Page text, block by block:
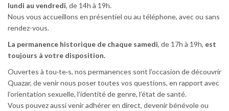
lundi au vendredi, de 14h à 19h.
Nous vous accueillons en présentiel ou au téléphone, avec ou sans
rendez-vous.
La permanence historique de chaque samedi, de 17h à 19h, est
toujours à votre disposition.
Ouvertes à tou·te·s, nos permanences sont l’occasion de découvrir
Quazar, de venir nous poser toutes vos questions, en rapport avec
l’orientation sexuelle, l’identité de genre, l’état de santé.
Vous pouvez aussi venir adhérer en direct, devenir bénévole ou